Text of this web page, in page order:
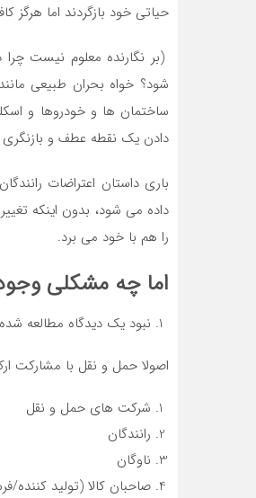
حیاتی خود بازگردند اما هرگز
(بر نگارنده معلوم نیست
شود؟ خواه بحران طبیعی
ساختمان ها و خودروها و
دادن یک نقطه عطف و بازنگری
باری داستان اعتراضات
داده می شود، بدون اینکه
را هم با خود می برد.
اما چه مشکلی
نبود یک دیدگاه مطالعه
اصولا حمل و نقل با مشارکت
شرکت های حمل و نقل
رانندگان
ناوگان
صاحبان کالا (تولید کننده/